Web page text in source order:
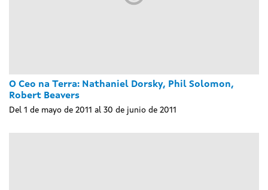
O Ceo na Terra: Nathaniel Dorsky, Phil Solomon,
Robert Beavers
Del 1 de mayo de 2011 al 30 de junio de 2011